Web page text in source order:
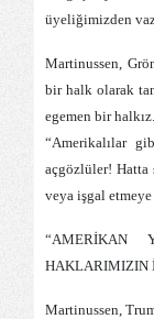
üyeliğimizden
Martinussen,
bir halk olarak
egemen bir
“Amerikalılar
açgözlüler!
veya işgal
“AMERİKAN
HAKLARIMIZIN
Martinussen,